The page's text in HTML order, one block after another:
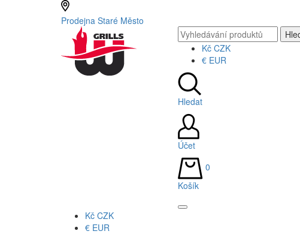
Prodejna Staré Město
Kč CZK
€ EUR
Hledat
Účet
0
Košík
Kč CZK
€ EUR